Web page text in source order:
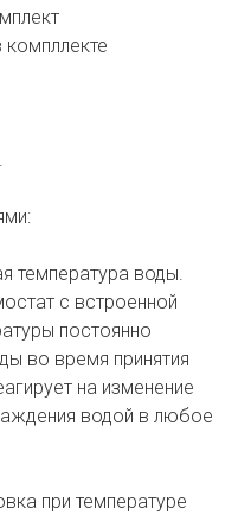
температура воды.
с встроенной
постоянно
во время принятия
на изменение
водой в любое
при температуре